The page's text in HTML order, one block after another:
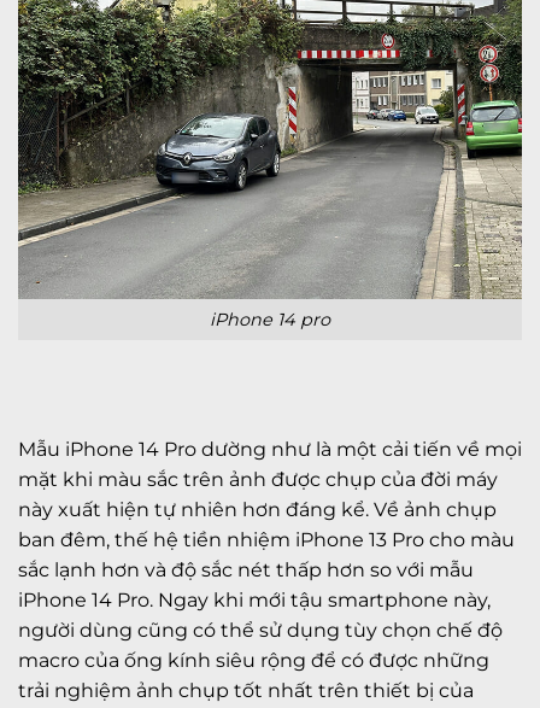
iPhone 14 pro
Mẫu iPhone 14 Pro dường như là một cải tiến về mọi
mặt khi màu sắc trên ảnh được chụp của đời máy
này xuất hiện tự nhiên hơn đáng kể. Về ảnh chụp
ban đêm, thế hệ tiền nhiệm iPhone 13 Pro cho màu
sắc lạnh hơn và độ sắc nét thấp hơn so với mẫu
iPhone 14 Pro. Ngay khi mới tậu smartphone này,
người dùng cũng có thể sử dụng tùy chọn chế độ
macro của ống kính siêu rộng để có được những
trải nghiệm ảnh chụp tốt nhất trên thiết bị của